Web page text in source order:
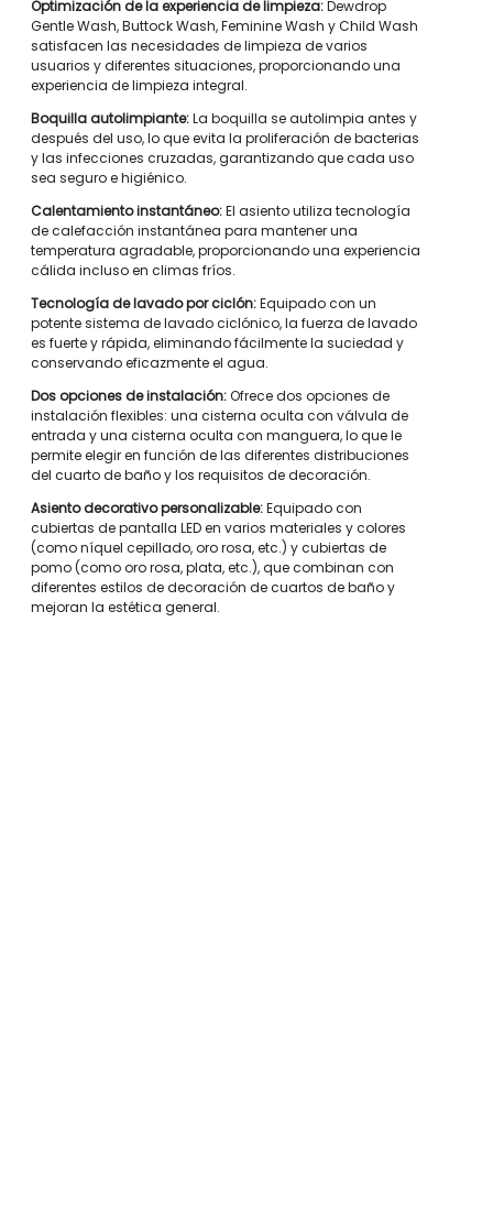
Optimización de la experiencia de limpieza:Dewdrop
Gentle Wash, Buttock Wash, Feminine Wash y Child Wash
satisfacen las necesidades de limpieza de varios
usuarios y diferentes situaciones, proporcionando una
experiencia de limpieza integral.
Boquilla autolimpiante:La boquilla se autolimpia antes y
después del uso, lo que evita la proliferación de bacterias
y las infecciones cruzadas, garantizando que cada uso
sea seguro e higiénico.
Calentamiento instantáneo:El asiento utiliza tecnología
de calefacción instantánea para mantener una
temperatura agradable, proporcionando una experiencia
cálida incluso en climas fríos.
Tecnología de lavado por ciclón:Equipado con un
potente sistema de lavado ciclónico, la fuerza de lavado
es fuerte y rápida, eliminando fácilmente la suciedad y
conservando eficazmente el agua.
Dos opciones de instalación:Ofrece dos opciones de
instalación flexibles: una cisterna oculta con válvula de
entrada y una cisterna oculta con manguera, lo que le
permite elegir en función de las diferentes distribuciones
del cuarto de baño y los requisitos de decoración.
Asiento decorativo personalizable:Equipado con
cubiertas de pantalla LED en varios materiales y colores
(como níquel cepillado, oro rosa, etc.) y cubiertas de
pomo (como oro rosa, plata, etc.), que combinan con
diferentes estilos de decoración de cuartos de baño y
mejoran la estética general.